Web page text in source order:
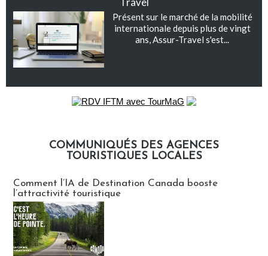
Présent sur le marché de la mobilité
internationale depuis plus de vingt
ans, Assur-Travel s'est...
COMMUNIQUÉS DES AGENCES
TOURISTIQUES LOCALES
Comment l’IA de Destination Canada booste
l’attractivité touristique